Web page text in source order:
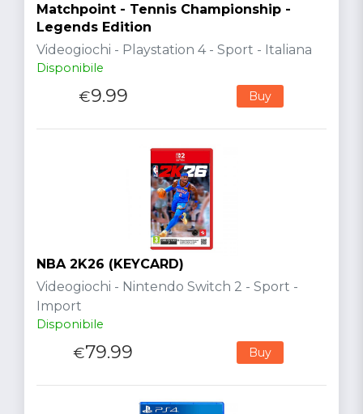
Matchpoint - Tennis Championship -
Legends Edition
Videogiochi - Playstation 4 - Sport - Italiana
Disponibile
€9.99 Buy
NBA 2K26 (KEYCARD)
Videogiochi - Nintendo Switch 2 - Sport -
Import
Disponibile
€79.99 Buy